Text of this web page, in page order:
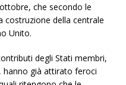
che secondo le
costruzione della centrale
Unito.
degli Stati membri,
hanno già attirato feroci